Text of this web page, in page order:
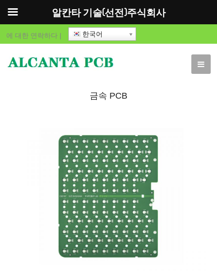
에 대한 연락하다 | 한국어
금속 PCB
알칸타 기술(선전)주식회사